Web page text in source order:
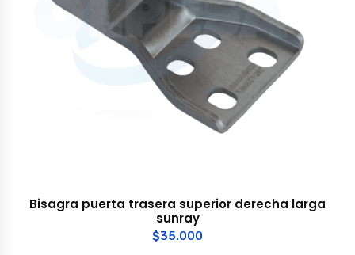
Bisagra puerta trasera superior derecha larga
sunray
$35.000